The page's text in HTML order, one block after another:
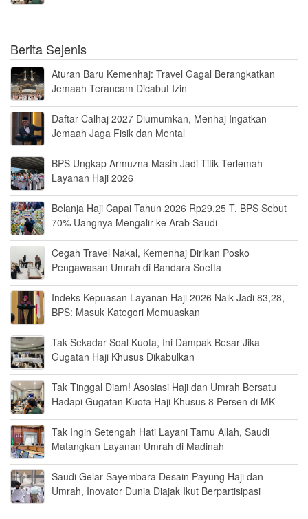
Berita Sejenis
Aturan Baru Kemenhaj: Travel Gagal Berangkatkan
Jemaah Terancam Dicabut Izin
Daftar Calhaj 2027 Diumumkan, Menhaj Ingatkan
Jemaah Jaga Fisik dan Mental
BPS Ungkap Armuzna Masih Jadi Titik Terlemah
Layanan Haji 2026
Belanja Haji Capai Tahun 2026 Rp29,25 T, BPS Sebut
70% Uangnya Mengalir ke Arab Saudi
Cegah Travel Nakal, Kemenhaj Dirikan Posko
Pengawasan Umrah di Bandara Soetta
Indeks Kepuasan Layanan Haji 2026 Naik Jadi 83,28,
BPS: Masuk Kategori Memuaskan
Tak Sekadar Soal Kuota, Ini Dampak Besar Jika
Gugatan Haji Khusus Dikabulkan
Tak Tinggal Diam! Asosiasi Haji dan Umrah Bersatu
Hadapi Gugatan Kuota Haji Khusus 8 Persen di MK
Tak Ingin Setengah Hati Layani Tamu Allah, Saudi
Matangkan Layanan Umrah di Madinah
Saudi Gelar Sayembara Desain Payung Haji dan
Umrah, Inovator Dunia Diajak Ikut Berpartisipasi